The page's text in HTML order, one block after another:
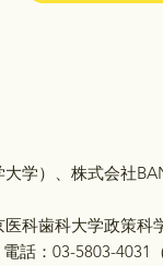
学）、株式会社
科歯科大学政策科
：03-5803-4031